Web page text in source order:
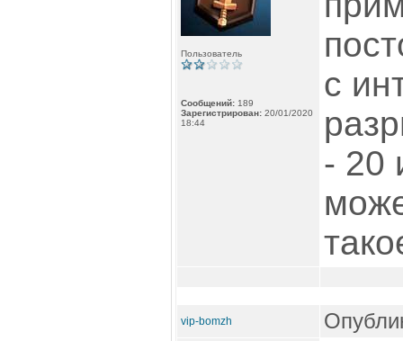
Пользователь
Сообщений: 189
Зарегистрирован: 20/01/2020
18:44
с
- 20
vip-bomzh